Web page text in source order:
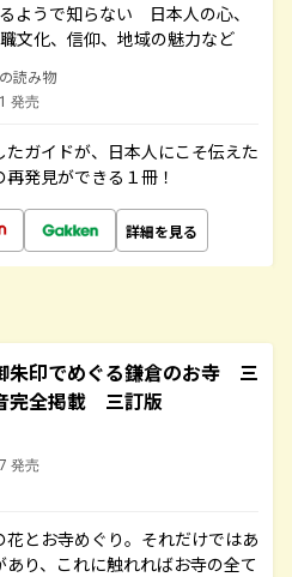
ようで知らない 日本人の心、
文化、信仰、地域の魅力など
読み物
発売
ガイドが、日本人にこそ伝えた
発見ができる１冊！
詳細を見る
印でめぐる鎌倉のお寺 三
完全掲載 三訂版
発売
とお寺めぐり。それだけではあ
り、これに触れればお寺の全て